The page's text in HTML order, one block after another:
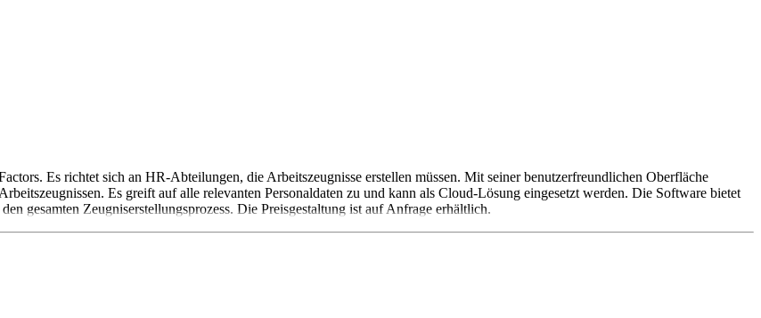
Es richtet sich an HR-Abteilungen, die Arbeitszeugnisse erstellen müssen. Mit seiner benutzerfreundlichen Oberfläche
Es greift auf alle relevanten Personaldaten zu und kann als Cloud-Lösung eingesetzt werden. Die Software bietet
gesamten Zeugniserstellungsprozess. Die Preisgestaltung ist auf Anfrage erhältlich.